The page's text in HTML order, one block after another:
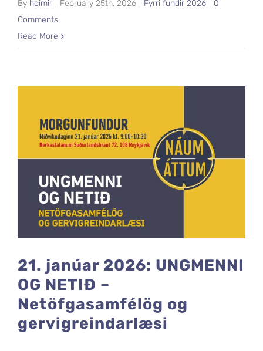
By heimir February 25th, 2026 Fyrri fundir 2026
0
Comments
Read More
21. janúar 2026: UNGMENNI
OG NETIÐ –
Netöfgasamfélög og
gervigreindarlæsi